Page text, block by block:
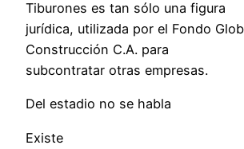
Tiburones es tan sólo una figura
jurídica, utilizada por el Fondo
Construcción C.A. para
subcontratar otras empresas.
Del estadio no se habla
Existe